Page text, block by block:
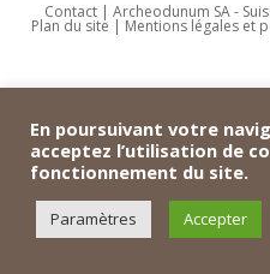
Contact| Archeodunum SA -
Plan du site | Mentions légales et
En poursuivant votre
acceptez l’utilisation de
fonctionnement du site.
Paramètres Accepter